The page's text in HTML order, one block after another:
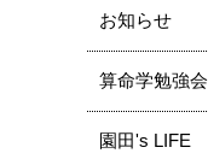
お知らせ
算命学勉強会
園田's LIFE